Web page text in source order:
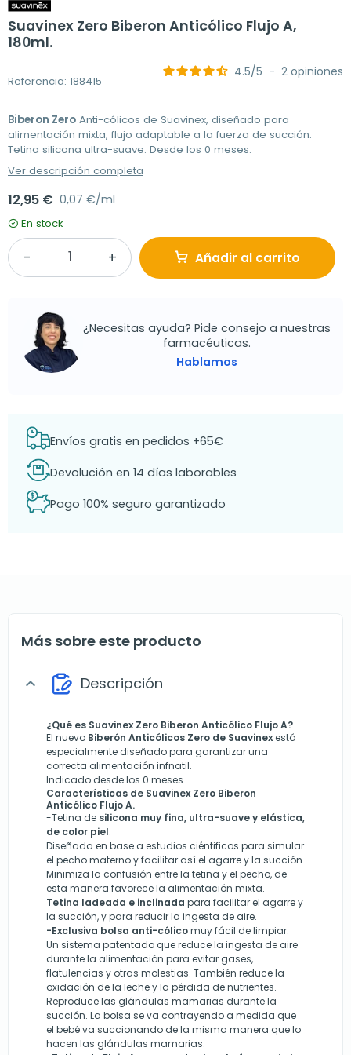
Suavinex Zero Biberon Anticólico Flujo A,
180ml.
Referencia: 188415
4.5/5 - 2 opiniones
Biberon Zero Anti-cólicos de Suavinex, diseñado para
alimentación mixta, flujo adaptable a la fuerza de succión.
Tetina silicona ultra-suave. Desde los 0 meses.
Ver descripción completa
12,95 € 0,07 €/ml
En stock
Añadir al carrito
¿Necesitas ayuda? Pide consejo a nuestras
farmacéuticas.
Hablamos
Envíos gratis en pedidos +65€
Devolución en 14 días laborables
Pago 100% seguro garantizado
Más sobre este producto
expand_more Descripción
¿Qué es Suavinex Zero Biberon Anticólico Flujo A?
El nuevo Biberón Anticólicos Zero de Suavinexestá
especialmente diseñado para garantizar una
correcta alimentación infnatil.
Indicado desde los 0 meses.
Características de Suavinex Zero Biberon
Anticólico Flujo A.
-Tetina de silicona muy fina, ultra-suave y elástica,
de color piel.
Diseñada en base a estudios ciéntificos para simular
el pecho materno y facilitar así el agarre y la succión.
Minimiza la confusión entre la tetina y el pecho, de
esta manera favorece la alimentación mixta.
Tetina ladeada e inclinada para facilitar el agarre y
la succión, y para reducir la ingesta de aire.
-Exclusiva bolsa anti-cólicomuy fácil de limpiar.
Un sistema patentado que reduce la ingesta de aire
durante la alimentación para evitar gases,
flatulencias y otras molestias. También reduce la
oxidación de la leche y la pérdida de nutrientes.
Reproduce las glándulas mamarias durante la
succión. La bolsa se va contrayendo a medida que
el bebé va succionando de la misma manera que lo
hacen las glándulas mamarias.